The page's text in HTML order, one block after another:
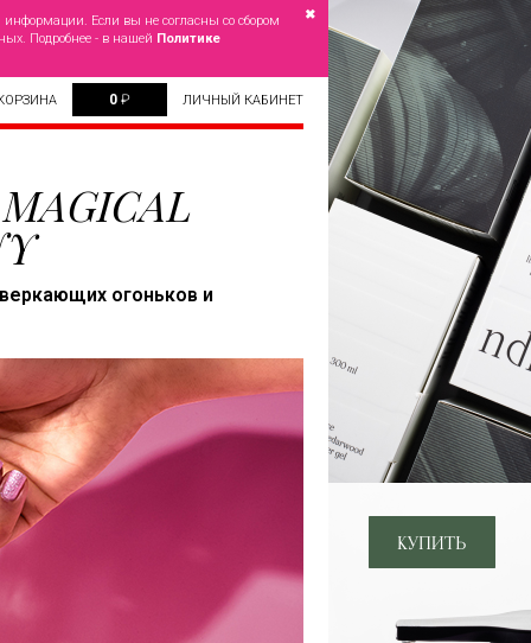
информации. Если вы не согласны со сбором
Подробнее - в нашей Политике
✖
0 ₽ ЛИЧНЫЙ КАБИНЕТ
огоньков и